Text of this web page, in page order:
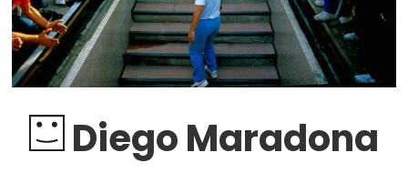
Diego Maradona